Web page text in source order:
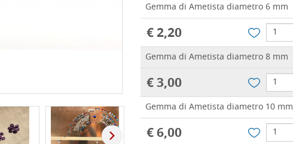
Gemma di Ametista diametro 6 mm
€ 2,20
Gemma di Ametista diametro 8 mm
€ 3,00
Gemma di Ametista diametro 10 mm
€ 6,00